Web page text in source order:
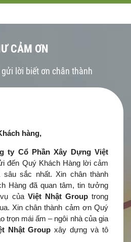
CẢM ƠN
lời biết ơn chân thành
hàng,
ty Cổ Phần Xây Dựng Việt
đến Quý Khách Hàng lời cảm
sắc nhất. Xin chân thành
Hàng đã quan tâm, tin tưởng
của Việt Nhật Grouptrong
Xin chân thành cảm ơn Quý
trọn mái ấm – ngôi nhà của gia
Nhật Group xây dựng và tô